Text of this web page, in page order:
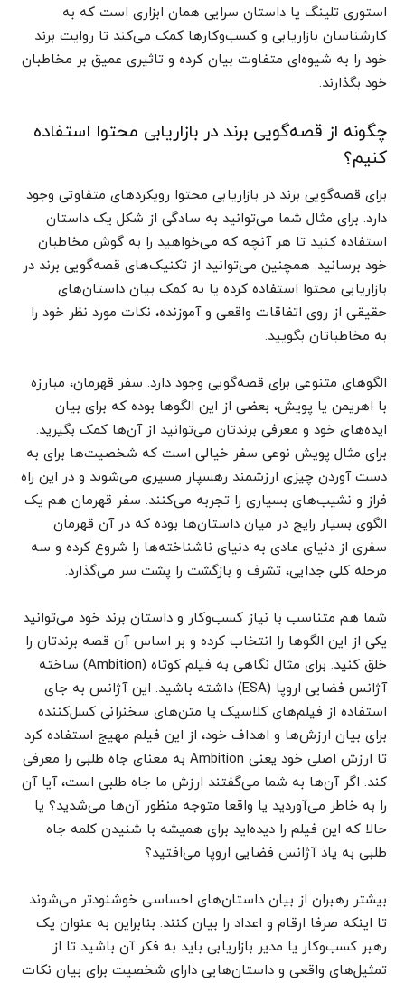
استوری تلینگ یا داستان سرایی همان ابزاری است که به
کارشناسان بازاریابی و کسب‌وکارها کمک می‌کند تا روایت برند
خود را به شیوه‌ای متفاوت بیان کرده و تاثیری عمیق بر مخاطبان
خود بگذارند.
چگونه از قصه‌گویی برند در بازاریابی محتوا استفاده
کنیم؟
برای قصه‌گویی برند در بازاریابی محتوا رویکردهای متفاوتی وجود
دارد. برای مثال شما می‌توانید به سادگی از شکل یک داستان
استفاده کنید تا هر آنچه که می‌خواهید را به گوش مخاطبان
خود برسانید. همچنین می‌توانید از تکنیک‌های قصه‌گویی برند در
بازاریابی محتوا استفاده کرده یا به کمک بیان داستان‌های
حقیقی از روی اتفاقات واقعی و آموزنده،‌ نکات مورد نظر خود را
به مخاطباتان بگویید.
الگوهای متنوعی برای قصه‌گویی وجود دارد. سفر قهرمان، مبارزه
با اهریمن یا پویش، بعضی از این الگوها بوده که برای بیان
ایده‌های خود و معرفی برندتان می‌توانید از آن‌ها کمک بگیرید.
برای مثال پویش نوعی سفر خیالی است که شخصیت‌ها برای به
دست آوردن چیزی ارزشمند رهسپار مسیری می‌شوند و در این راه
فراز و نشیب‌های بسیاری را تجربه می‌کنند. سفر قهرمان هم یک
الگوی بسیار رایج در میان داستان‌ها بوده که در آن قهرمان
سفری از دنیای عادی به دنیای ناشناخته‌ها را شروع کرده و سه
مرحله کلی جدایی،‌ تشرف و بازگشت را پشت سر می‌گذارد.
شما هم متناسب با نیاز کسب‌وکار و داستان برند خود می‌توانید
یکی از این الگوها را انتخاب کرده و بر اساس آن قصه برندتان را
خلق کنید. برای مثال نگاهی به فیلم کوتاه (Ambition) ساخته
آژانس فضایی اروپا (ESA) داشته باشید. این آژانس به جای
استفاده از فیلم‌های کلاسیک یا متن‌های سخنرانی کسل‌کننده
برای بیان ارزش‌ها و اهداف خود، از این فیلم مهیج استفاده کرد
تا ارزش اصلی خود یعنی Ambition به معنای جاه طلبی را معرفی
کند. اگر آن‌ها به شما می‌گفتند ارزش ما جاه‌ طلبی است، آیا آن
را به خاطر می‌آوردید یا واقعا متوجه منظور آن‌ها می‌شدید؟ یا
حالا که این فیلم را دیده‌اید برای همیشه با شنیدن کلمه جاه
طلبی به یاد آژانس فضایی اروپا می‌افتید؟
بیشتر رهبران از بیان داستان‌های احساسی خوشنود‌تر می‌شوند
تا اینکه صرفا ارقام و اعداد را بیان کنند. بنابراین به عنوان یک
رهبر کسب‌وکار یا مدیر بازاریابی باید به فکر آن باشید تا از
تمثیل‌های واقعی و داستان‌هایی دارای شخصیت برای بیان نکات